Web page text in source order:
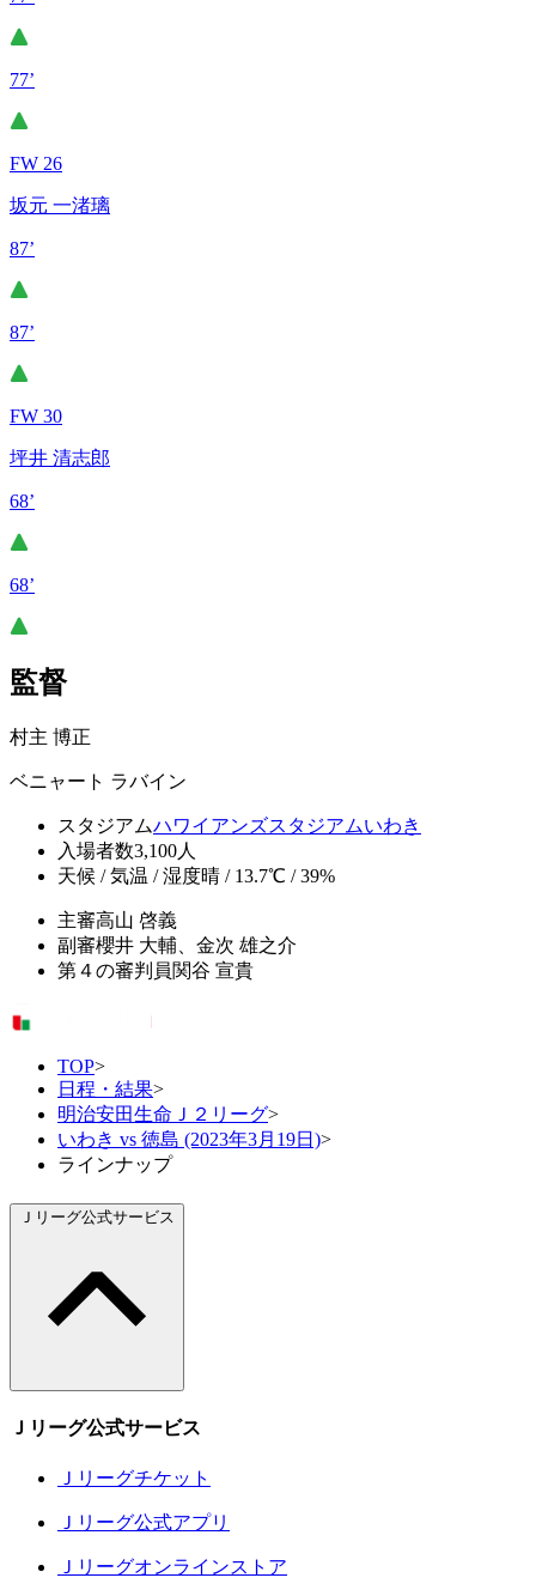
77’
FW 26
坂元 一渚璃
87’
87’
FW 30
坪井 清志郎
68’
68’
監督
村主 博正
ベニャート ラバイン
スタジアムハワイアンズスタジアムいわき
入場者数3,100人
天候 / 気温 / 湿度晴 / 13.7℃ / 39%
主審高山 啓義
副審櫻井 大輔、金次 雄之介
第４の審判員関谷 宣貴
TOP>
日程・結果>
明治安田生命Ｊ２リーグ>
いわき vs 徳島 (2023年3月19日)>
ラインナップ
Ｊリーグ公式サービス
Ｊリーグ公式サービス
Ｊリーグチケット
Ｊリーグ公式アプリ
Ｊリーグオンラインストア